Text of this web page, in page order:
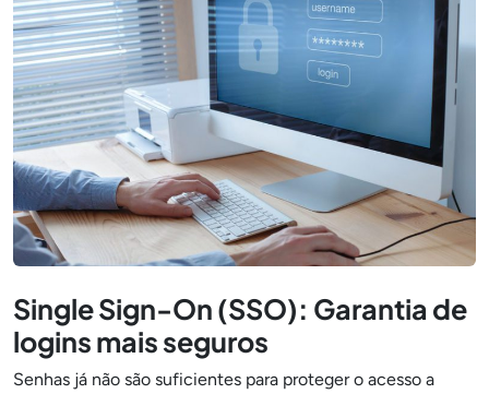
Single Sign-On (SSO): Garantia de
logins mais seguros
Senhas já não são suficientes para proteger o acesso a